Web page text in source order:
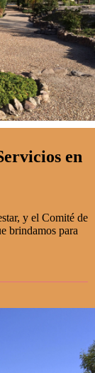
en
y el Comité de
brindamos para